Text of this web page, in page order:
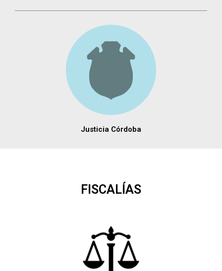
Justicia Córdoba
FISCALÍAS